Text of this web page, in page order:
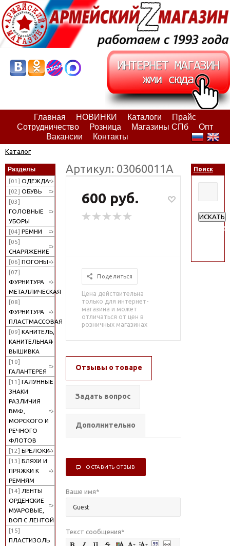
Главная НОВИНКИ Каталоги
Прайс
Сотрудничество
Розница Магазины СПб
Опт
Вакансии
Контакты
Каталог
Разделы
[01] ОДЕЖДА
[02] ОБУВЬ
[03]
ГОЛОВНЫЕ
УБОРЫ
[04] РЕМНИ
[05]
СНАРЯЖЕНИЕ
[06] ПОГОНЫ
[07]
ФУРНИТУРА
МЕТАЛЛИЧЕСКАЯ
[08]
ФУРНИТУРА
ПЛАСТМАССОВАЯ
[09] КАНИТЕЛЬ,
КАНИТЕЛЬНАЯ
ВЫШИВКА
[10]
ГАЛАНТЕРЕЯ
[11] ГАЛУННЫЕ
ЗНАКИ
РАЗЛИЧИЯ
ВМФ,
МОРСКОГО И
РЕЧНОГО
ФЛОТОВ
[12] БРЕЛОКИ
[13] БЛЯХИ И
ПРЯЖКИ К
РЕМНЯМ
[14] ЛЕНТЫ
ОРДЕНСКИЕ
МУАРОВЫЕ,
ВОП С ЛЕНТОЙ
[15]
ПЛАСТИЗОЛЬ
Артикул: 03060011А
600 руб.
Поделиться
Цена действительна
только для интернет-
магазина и может
отличаться от цен в
розничных магазинах
Отзывы о товаре
Задать вопрос
Дополнительно
ОСТАВИТЬ ОТЗЫВ
Ваше имя*
Текст сообщения*
Поиск
ИСКАТЬ